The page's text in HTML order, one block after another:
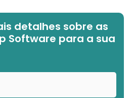
detalhes sobre as
Software para a sua